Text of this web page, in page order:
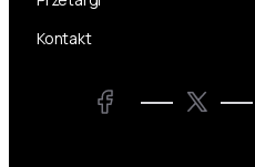
Kontakt
Facebook Twitter